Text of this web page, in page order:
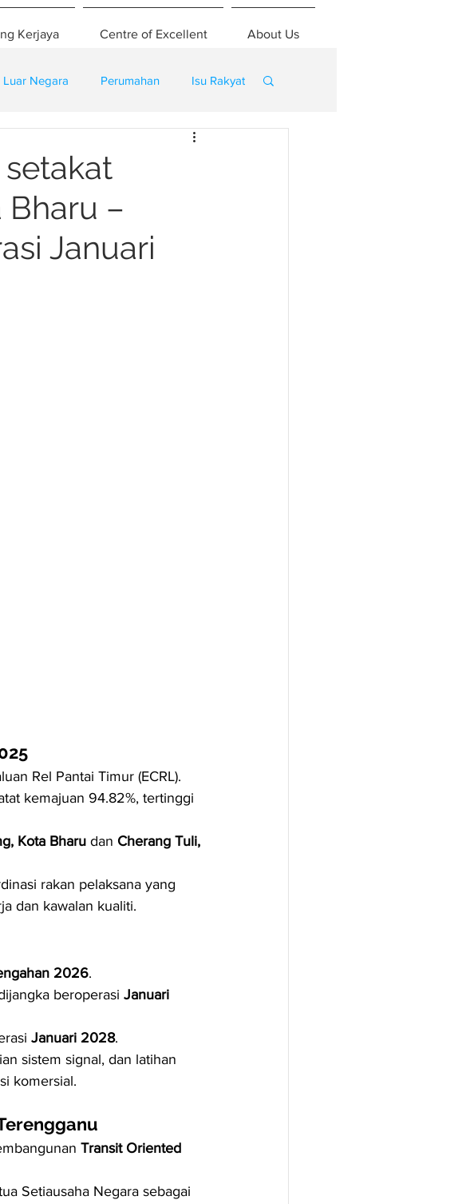
Kerjaya Centre of Excellent About Us
Luar Negara Perumahan Isu Rakyat
setakat
Bharu –
Januari
Rel Pantai Timur (ECRL).
kemajuan 94.82%, tertinggi
Kota Bharu dan Cherang Tuli,
rakan pelaksana yang
dan kawalan kualiti.
2026.
beroperasi Januari
Januari 2028.
sistem signal, dan latihan
komersial.
Transit Oriented
Setiausaha Negara sebagai